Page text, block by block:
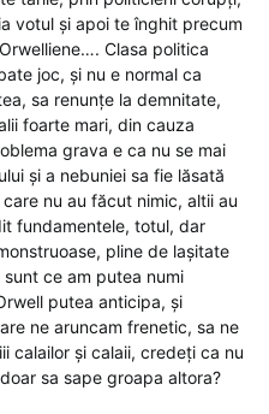
votul și apoi te înghit precum
Clasa politica
joc, și nu e normal ca
sa renunțe la demnitate,
foarte mari, din cauza
grava e ca nu se mai
și a nebuniei sa fie lăsată
nu au făcut nimic, altii au
fundamentele, totul, dar
pline de lașitate
ce am putea numi
putea anticipa, și
ne aruncam frenetic, sa ne
calailor și calaii, credeți ca nu
sa sape groapa altora?